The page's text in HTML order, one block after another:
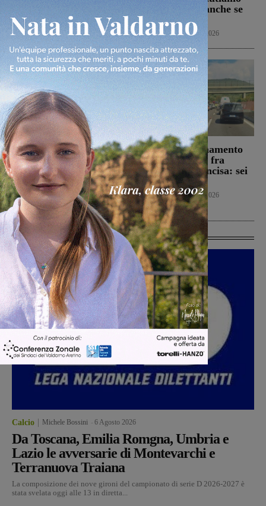
6 Agosto 2026
positivamente anche se
con prudenza”
Cronaca 6 Agosto 2026
Punto nascita: il CPNN
dà parere negativo alla
richiesta di deroga. Asl e
Regione esprimono
disappunto
Cronaca 6 Agosto 2026
Doppio tamponamento
nel tratto di A1 fra
Firenze sud e Incisa: sei
persone ferite
Cronaca 6 Agosto 2026
Ultime Calcio
Calcio Michele Bossini 6 Agosto 2026
Da Toscana, Emilia Romgna, Umbria e
Lazio le avversarie di Montevarchi e
Terranuova Traiana
La composizione dei nove gironi del campionato di serie D 2026-2027 è
stata svelata oggi alle 13 in diretta...